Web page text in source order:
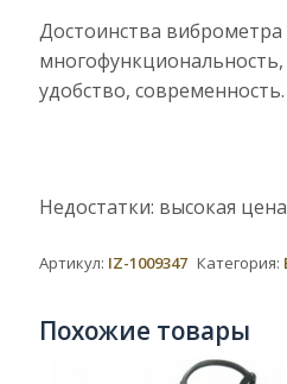
Достоинства виброметра
многофункциональность,
удобство, современность.
Недостатки: высокая
Артикул: IZ-1009347 Категория:
Похожие товары